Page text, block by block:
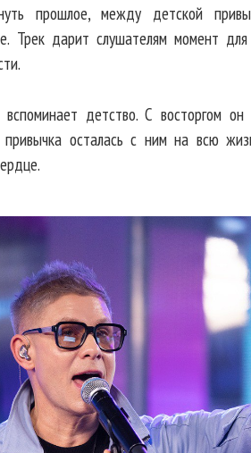
прошлое, между детской
Трек дарит слушателям момент
детство. С восторгом
осталась с ним на всю